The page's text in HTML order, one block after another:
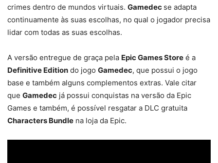
crimes dentro de mundos virtuais. Gamedec se adapta
continuamente às suas escolhas, no qual o jogador precisa
lidar com todas as suas escolhas.
A versão entregue de graça pela Epic Games Store é a
Definitive Edition do jogo Gamedec, que possui o jogo
base e também alguns complementos extras. Vale citar
que Gamedec já possui conquistas na versão da Epic
Games e também, é possível resgatar a DLC gratuita
Characters Bundle na loja da Epic.